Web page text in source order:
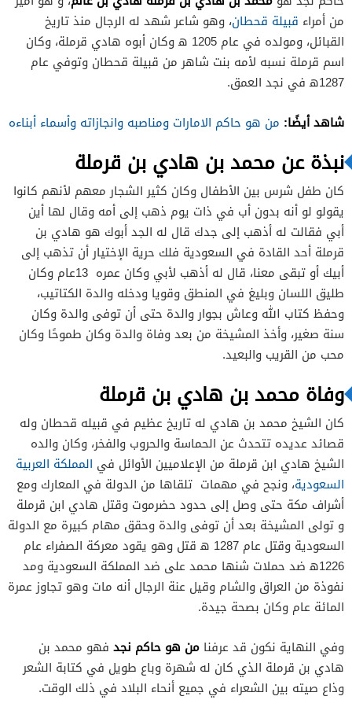
من أمراء قبيلة قحطان، وهو شاعر شهد له الرجال منذ تاريخ
القبائل، ومولده في عام 1205 ه‍ وكان أبوه هادي قرملة، وكان
اسم قرملة نسبه لأمه بنت شاهر من قبيلة قحطان وتوفي عام
1287ه‍ في نجد العمق.
شاهد أيضًا: من هو حاكم الامارات ومناصبه وانجازاته وأسماء أبناءه
نبذة عن محمد بن هادي بن قرملة
كان طفل شرس بين الأطفال وكان كثير الشجار معهم لأنهم كانوا
يقولو لو أنه بدون أب في ذات يوم ذهب إلى أمه وقال لها أين
أبي فقالت له أذهب إلى جدك قال له الجد أبوك هو هادي بن
قرملة أحد القادة في السعودية فلك حرية الإختيار أن تذهب إلى
أبيك أو تبقى معنا، قال له أذهب لأبي وكان عمره 13عام وكان
طليق اللسان وبليغ في المنطق وقويا ودخله والدة الكتاتيب،
وحفظ كتاب الله وعاش بجوار والدة حتى أن توفى والدة وكان
سنة صغير، وأخذ المشيخة من بعد وفاة والدة وكان طموحًا وكان
محب من القريب والبعيد.
وفاة محمد بن هادي بن قرملة
كان الشيخ محمد بن هادي له تاريخ عظيم في قبيله قحطان وله
قصائد عديده تتحدث عن الحماسة والحروب والفخر، وكان والده
الشيخ هادي ابن قرملة من الإعلاميين الأوائل في المملكة العربية
السعودية، ونجح في مهمات تلقاها من الدولة في المعارك ومع
أشراف مكة حتى وصل إلى حدود حضرموت وقتل هادي ابن قرملة
و تولى المشيخة بعد أن توفى والدة وحقق مهام كبيرة مع الدولة
السعودية وقتل عام 1287 ه‍ قتل وهو يقود معركة الصفراء عام
1226ه‍ ضد حملات شنها محمد على ضد المملكة السعودية ومد
نفوذة من العراق والشام وقيل عنة الرجال أنه مات وهو تجاوز عمرة
المائة عام وكان بصحة جيدة.
وفي النهاية نكون قد عرفنا من هو حاكم نجد فهو محمد بن
هادي بن قرملة الذي كان له شهرة وباع طويل في كتابة الشعر
وذاع صيته بين الشعراء في جميع أنحاء البلاد في ذلك الوقت.